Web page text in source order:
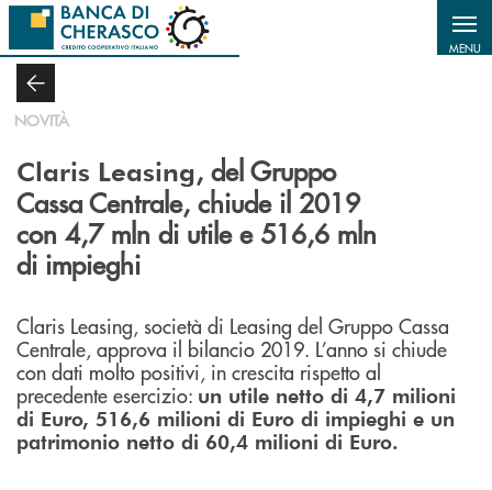
Salta al contenuto principale
MENU
NOVITÀ
Claris Leasing, del Gruppo
Cassa Centrale, chiude il 2019
con 4,7 mln di utile e 516,6 mln
di impieghi
Claris Leasing, società di Leasing del Gruppo Cassa
Centrale, approva il bilancio 2019. L’anno si chiude
con dati molto positivi, in crescita rispetto al
precedente esercizio: un utile netto di 4,7 milioni
di Euro, 516,6 milioni di Euro di impieghi e un
patrimonio netto di 60,4 milioni di Euro.